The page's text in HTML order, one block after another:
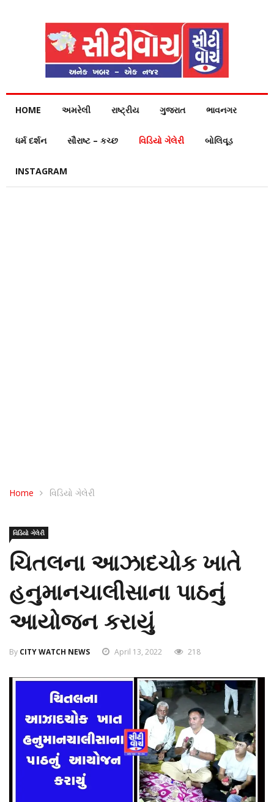
HOME અમરેલી રાષ્ટ્રીય ગુજરાત ભાવનગર
ધર્મ દર્શન સૌરાષ્ટ – કચ્છ વિડિયો ગેલેરી બોલિવૂડ
INSTAGRAM
Home વિડિયો ગેલેરી
વિડિયો ગેલેરી
ચિતલના આઝાદચોક ખાતે
હનુમાનચાલીસાના પાઠનું
આયોજન કરાયું
By CITY WATCH NEWS April 13, 2022 218